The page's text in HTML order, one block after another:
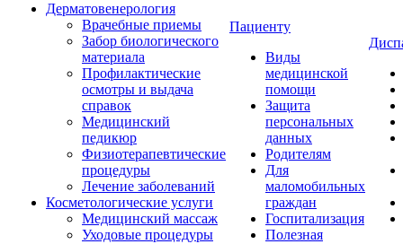
Дерматовенерология
Врачебные приемы
Забор биологического
материала
Профилактические
осмотры и выдача
справок
Медицинский
педикюр
Физиотерапевтические
процедуры
Лечение заболеваний
Косметологические услуги
Медицинский массаж
Уходовые процедуры
Пациенту
Виды
медицинской
помощи
Защита
персональных
данных
Родителям
Для
маломобильных
граждан
Госпитализация
Полезная